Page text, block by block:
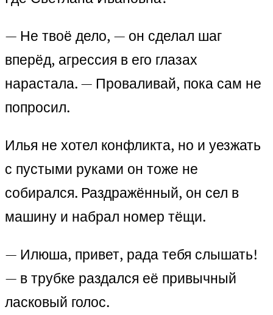
— Не твоё дело, — он сделал шаг
вперёд, агрессия в его глазах
нарастала. — Проваливай, пока сам не
попросил.
Илья не хотел конфликта, но и уезжать
с пустыми руками он тоже не
собирался. Раздражённый, он сел в
машину и набрал номер тёщи.
— Илюша, привет, рада тебя слышать!
— в трубке раздался её привычный
ласковый голос.